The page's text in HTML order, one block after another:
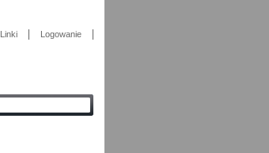
Linki Logowanie